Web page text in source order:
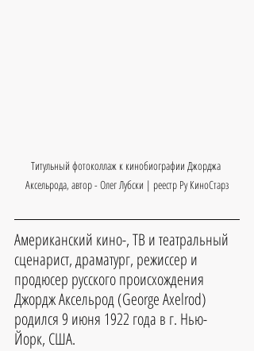
Титульный фотоколлаж к кинобиографии Джорджа
Аксельрода, автор - Олег Лубски | реестр Ру КиноСтарз
Американский кино-, ТВ и театральный
сценарист, драматург, режиссер и
продюсер русского происхождения
Джордж Аксельрод (George Axelrod)
родился 9 июня 1922 года в г. Нью-
Йорк, США.